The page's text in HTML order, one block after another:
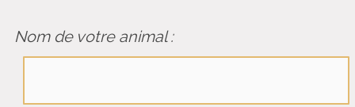
Nom de votre animal :